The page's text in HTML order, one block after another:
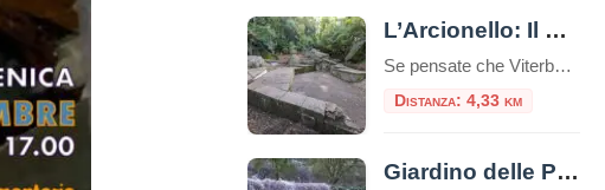
L’Arcionello: Il Canyon Segreto alle Porte di Viterbo
Se pensate che Viterbo sia “solo” il Palazzo dei Papi e le terme, preparatevi a una sorpresa. A pochi passi dalle mura medievali della città, un cuneo di verde selvaggio si insinua verso il cuore della Tuscia: è la Riserva Naturale Regionale della Valle dell’Arcionello. Per un turista, scoprire l’Arcionello è come trovare un passaggio […]
Distanza: 4,33 km
Giardino delle Peonie – Centro Botanico Moutan